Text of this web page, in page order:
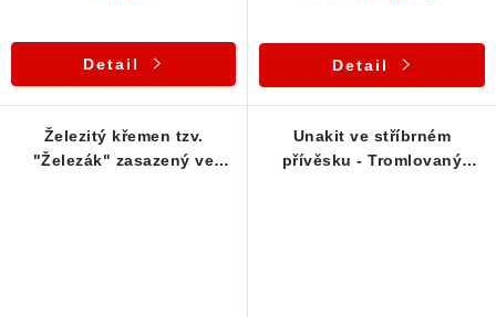
Detail Detail
Železitý křemen tzv.
"Železák" zasazený ve
Unakit ve stříbrném
přívěsku - Tromlovaný